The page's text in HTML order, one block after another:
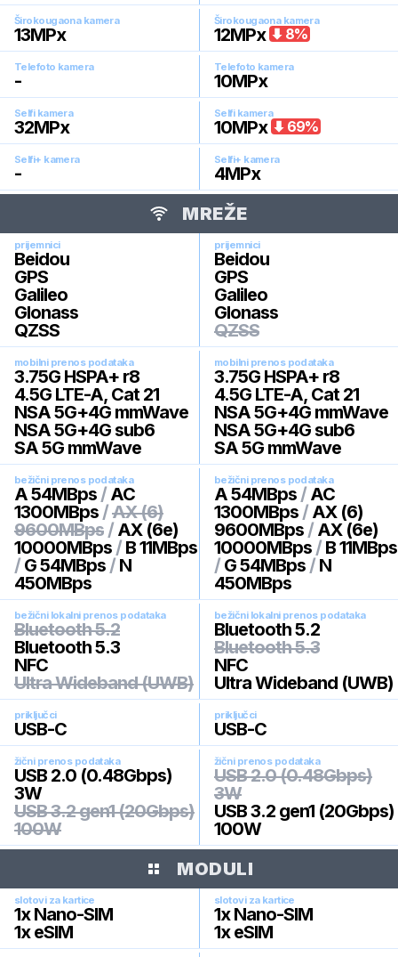
Širokougaona kamera
13MPx
Širokougaona kamera
12MPx 8%
Telefoto kamera
-
Telefoto kamera
10MPx
Selfi kamera
32MPx
Selfi kamera
10MPx 69%
Selfi+ kamera
-
Selfi+ kamera
4MPx
MREŽE
prijemnici
Beidou
GPS
Galileo
Glonass
QZSS
prijemnici
Beidou
GPS
Galileo
Glonass
QZSS
mobilni prenos podataka
3.75G HSPA+ r8
4.5G LTE-A, Cat 21
NSA 5G+4G mmWave
NSA 5G+4G sub6
SA 5G mmWave
mobilni prenos podataka
3.75G HSPA+ r8
4.5G LTE-A, Cat 21
NSA 5G+4G mmWave
NSA 5G+4G sub6
SA 5G mmWave
bežični prenos podataka
A 54MBps / AC
1300MBps /AX (6)
9600MBps / AX (6e)
10000MBps / B 11MBps
/ G 54MBps / N
450MBps
bežični prenos podataka
A 54MBps / AC
1300MBps / AX (6)
9600MBps / AX (6e)
10000MBps / B 11MBps
/ G 54MBps / N
450MBps
bežični lokalni prenos podataka
Bluetooth 5.2
Bluetooth 5.3
NFC
Ultra Wideband (UWB)
bežični lokalni prenos podataka
Bluetooth 5.2
Bluetooth 5.3
NFC
Ultra Wideband (UWB)
priključci
USB-C
priključci
USB-C
žični prenos podataka
USB 2.0 (0.48Gbps)
3W
USB 3.2 gen1 (20Gbps)
100W
žični prenos podataka
USB 2.0 (0.48Gbps)
3W
USB 3.2 gen1 (20Gbps)
100W
MODULI
slotovi za kartice
1x Nano-SIM
1x eSIM
slotovi za kartice
1x Nano-SIM
1x eSIM